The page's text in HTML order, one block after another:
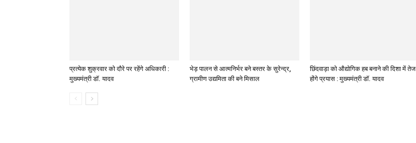
प्रत्येक शुक्रवार को दौरे पर रहेंगे अधिकारी :
मुख्यमंत्री डॉ. यादव
भेड़ पालन से आत्मनिर्भर बने बस्तर के सुरेन्द्र,
ग्रामीण उद्यमिता की बने मिसाल
छिंदवाड़ा को औद्योगिक हब बनाने की दिशा में तेज
होंगे प्रयास : मुख्यमंत्री डॉ. यादव